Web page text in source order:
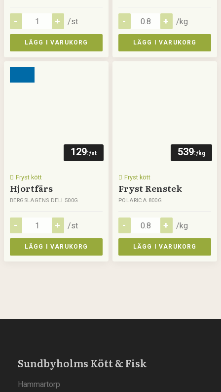
/st
LÄGG I VARUKORG
/kg
LÄGG I VARUKORG
129:-/st
Fryst kött
Hjortfärs
BERGSLAGENS DELI 500G
/st
LÄGG I VARUKORG
539:-/kg
Fryst kött
Fryst Renstek
POLARICA 800G
/kg
LÄGG I VARUKORG
Sundbyholms Kött & Fisk
Hammartorp